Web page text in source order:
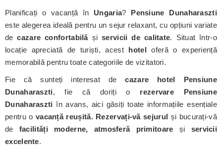
Planificați o vacanță în Ungaria? Pensiune Dunaharaszti
este alegerea ideală pentru un sejur relaxant, cu opțiuni variate
decazare confortabilășiservicii de calitate. Situat într-o
locație apreciată de turiști, acest hotel oferă o experiență
memorabilă pentru toate categoriile de vizitatori.
Fie că sunteți interesat decazare hotel Pensiune
Dunaharaszti, fie că doriți o rezervare Pensiune
Dunaharaszti în avans, aici găsiți toate informațiile esențiale
pentru o vacanță reușită. Rezervați-vă sejurul și bucurați-vă
de facilități moderne, atmosferă primitoare și servicii
excelente.